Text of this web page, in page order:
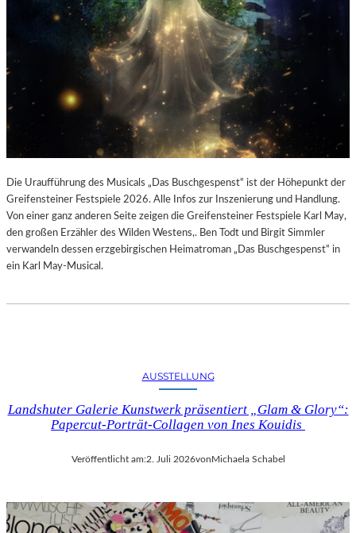
Die Uraufführung des Musicals „Das Buschgespenst“ ist der Höhepunkt der
Greifensteiner Festspiele 2026. Alle Infos zur Inszenierung und Handlung.
Von einer ganz anderen Seite zeigen die Greifensteiner Festspiele Karl May,
den großen Erzähler des Wilden Westens,. Ben Todt und Birgit Simmler
verwandeln dessen erzgebirgischen Heimatroman „Das Buschgespenst“ in
ein Karl May-Musical.
AUSSTELLUNG
Landshuter Galerie Kunstwerk präsentiert „Glam & Glory“:
Papercut-Porträt-Collagen von Ines Kouidis
Veröffentlicht am:2. Juli 2026vonMichaela Schabel